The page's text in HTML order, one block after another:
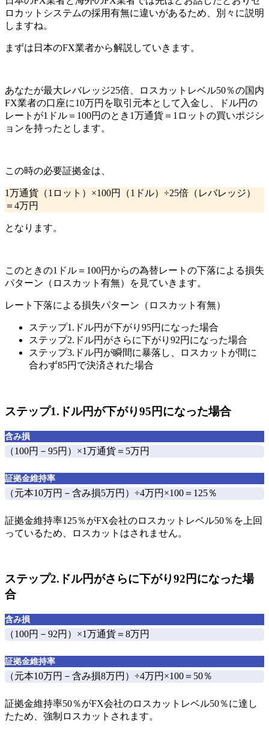
ロカットシステムの採用有無に違いがあるため、別々に説明
しますね。
まずは 日本のFX業者から解説 していきます。
あなたが最大レバレッジ25倍、ロスカットレベル50％の国内
FX業者の口座に10万円を取引元本として入金し、ドル円の
レートが1ドル＝100円のとき1万通貨＝1ロットの買いポジシ
ョンを持った とします。
この時の必要証拠金は、
1万通貨（1ロット）×100円（1ドル）÷25倍（レバレッジ）
＝ 4万円
となります。
このときの1ドル＝100円からの為替レートの下落による損失
パターン（ロスカット有無）
を見ていきます。
レート下落による損失パターン（ロスカット有無）
ステップ1.ドル円が下がり95円になった場合
ステップ2.ドル円がさらに下がり92円になった場合
ステップ3.ドル円が瞬間に暴落し、ロスカットが間に
合わず85円で決済された場合
ステップ1.ドル円が下がり95円になった場合
含み損
（100円－95円）×1万通貨＝ 5万円
証拠金維持率
（元本10万円－含み損5万円）÷4万円×100＝ 125％
証拠金維持率125％がFX会社のロスカットレベル50％を上回
っているため、ロスカットはされません。
ステップ2.ドル円がさらに下がり92円になった場
合
含み損
（100円－92円）×1万通貨＝ 8万円
証拠金維持率
（元本10万円－含み損8万円）÷4万円×100＝ 50％
証拠金維持率50％がFX会社のロスカットレベル50％に達し
たため、強制ロスカット されます。